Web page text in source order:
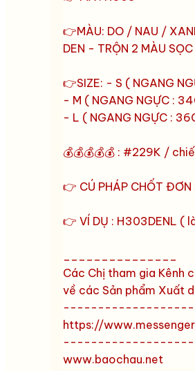
👉MÀU: DO / NAU /
DEN - TRỘN 2 MÀU SỌC
👉SIZE: - S ( NGANG
- M ( NGANG NGỰC :
- L ( NGANG NGỰC :
💰💰💰💰💰 : #229K /
👉 CÚ PHÁP CHỐT
👉 VÍ DỤ : H303DENL (
Các Chị tham gia Kênh
về các Sản phẩm Xuất
https://
www.baochau.net